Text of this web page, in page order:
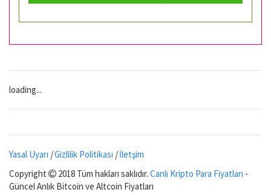
loading...
Yasal Uyarı |Gizlilik Politikası |İletşim
Copyright
2018 Tüm hakları saklıdır. Canlı Kripto Para Fiyatları -
Güncel Anlık Bitcoin ve Altcoin Fiyatları